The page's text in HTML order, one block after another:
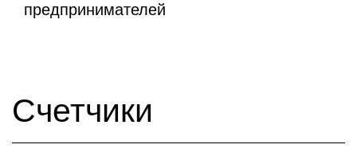
предпринимателей
Счетчики